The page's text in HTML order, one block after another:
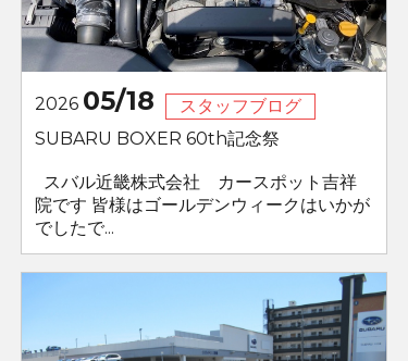
2026 05/18
スタッフブログ
SUBARU BOXER 60th記念祭
スバル近畿株式会社 カースポット吉祥
院です 皆様はゴールデンウィークはいかが
でしたで...